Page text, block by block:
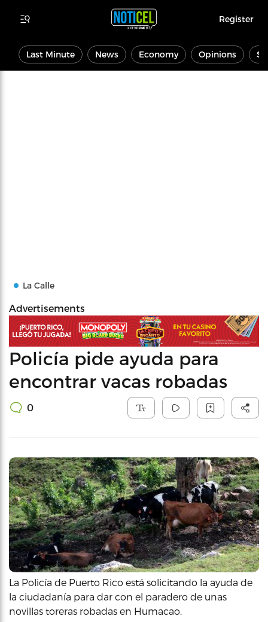
Register
Last Minute News Economy Opinions
La Calle
Advertisements
Policía pide ayuda para
encontrar vacas robadas
0
La Policía de Puerto Rico está solicitando la ayuda de
la ciudadanía para dar con el paradero de unas
novillas toreras robadas en Humacao.